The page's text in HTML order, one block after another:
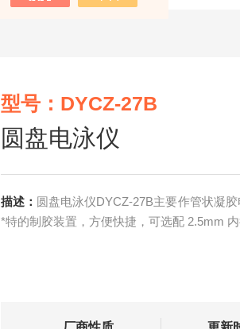
型号：DYCZ-27B
圆盘电泳仪
描述： 圆盘电泳仪DYCZ-27B主要作管状凝
*特的制胶装置，方便快捷，可选配 2.5mm